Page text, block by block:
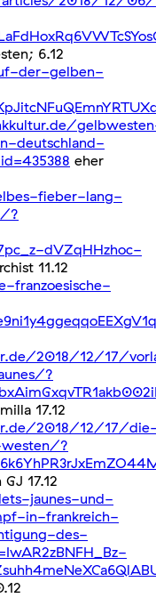
6.12
der-gelben-
deutschland-
eher
fieber-lang-
?
dVZqHHzhoc-
11.12
2018/12/17/
?
17.12
2018/12/17/
?
17.12
jaunes-und-
in-frankreich-
des-